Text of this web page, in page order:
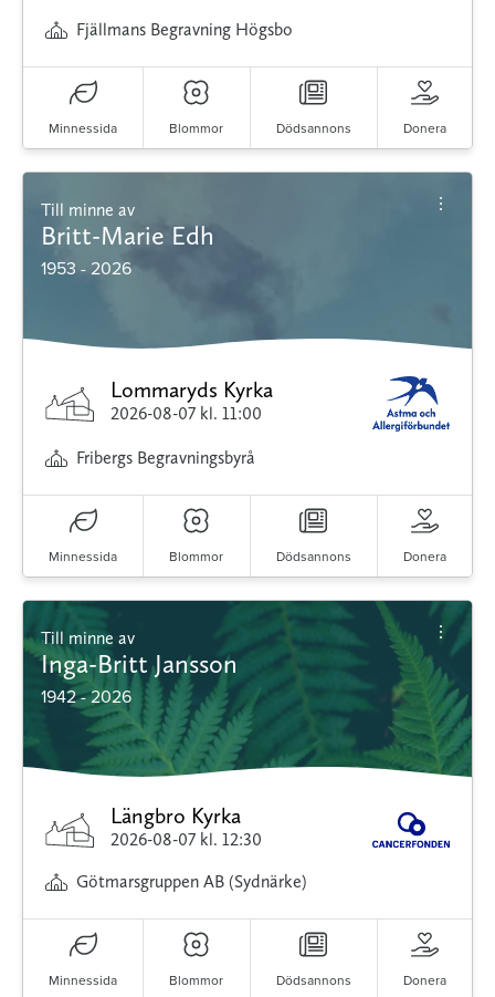
Fjällmans Begravning Högsbo
Minnessida Blommor Dödsannons Donera
Till minne av
Britt-Marie Edh
1953 - 2026
Lommaryds Kyrka
2026-08-07 kl. 11:00
Fribergs Begravningsbyrå
Minnessida Blommor Dödsannons Donera
Till minne av
Inga-Britt Jansson
1942 - 2026
Längbro Kyrka
2026-08-07 kl. 12:30
Götmarsgruppen AB (Sydnärke)
Minnessida Blommor Dödsannons Donera